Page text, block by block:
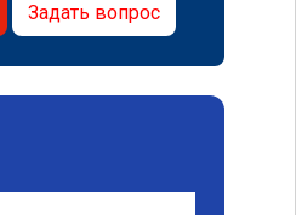
Задать вопрос